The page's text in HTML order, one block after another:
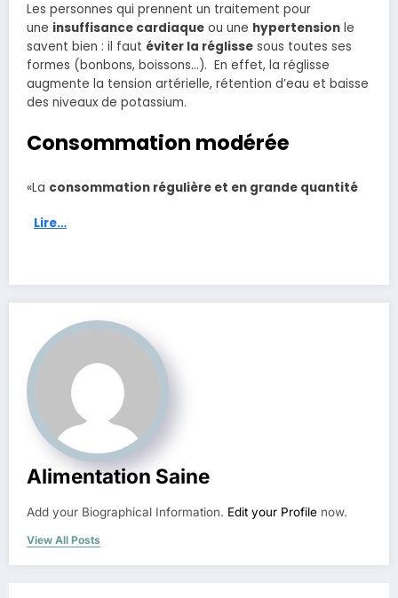
Les personnes qui prennent un traitement pour
une insuffisance cardiaque ou une hypertension le
savent bien : il faut éviter la réglisse sous toutes ses
formes (bonbons, boissons…). En effet, la réglisse
augmente la tension artérielle, rétention d’eau et baisse
des niveaux de potassium.
Consommation modérée
«La consommation régulière et en grande quantité
Lire…
Alimentation Saine
Add your Biographical Information. Edit your Profile now.
View All Posts